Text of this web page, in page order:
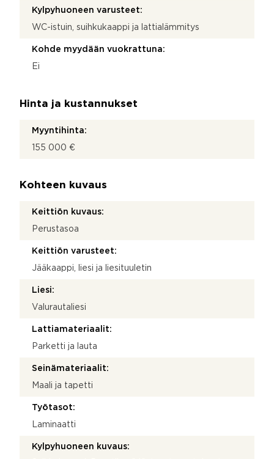
Kylpyhuoneen varusteet:
WC-istuin, suihkukaappi ja lattialämmitys
Kohde myydään vuokrattuna:
Ei
Hinta ja kustannukset
Myyntihinta:
155 000 €
Kohteen kuvaus
Keittiön kuvaus:
Perustasoa
Keittiön varusteet:
Jääkaappi, liesi ja liesituuletin
Liesi:
Valurautaliesi
Lattiamateriaalit:
Parketti ja lauta
Seinämateriaalit:
Maali ja tapetti
Työtasot:
Laminaatti
Kylpyhuoneen kuvaus: